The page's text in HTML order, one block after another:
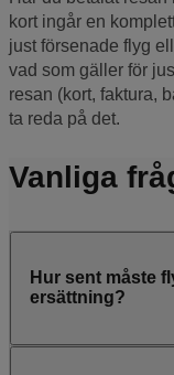
kort ingår en
just försenade flyg
vad som gäller för
resan (kort, faktura,
ta reda på det.
Vanliga
Hur sent måste
ersättning?